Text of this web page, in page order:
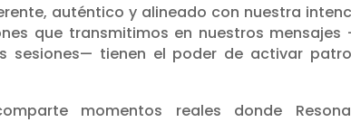
auténtico y alineado con nuestra
que transmitimos en nuestros mensajes
sesiones— tienen el poder de activar
momentos reales donde